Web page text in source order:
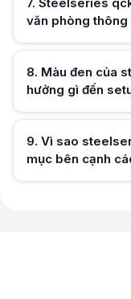
Hữu ích (0)
văn phòng thông
Hữu ích (0)
8. Màu đen của
hưởng gì đến
9. Vì sao
mục bên cạnh